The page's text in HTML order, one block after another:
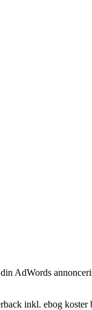
AdWords
inkl. ebog